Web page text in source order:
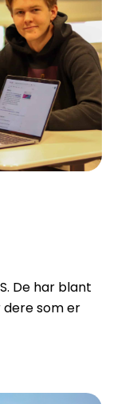
De har blant
som er